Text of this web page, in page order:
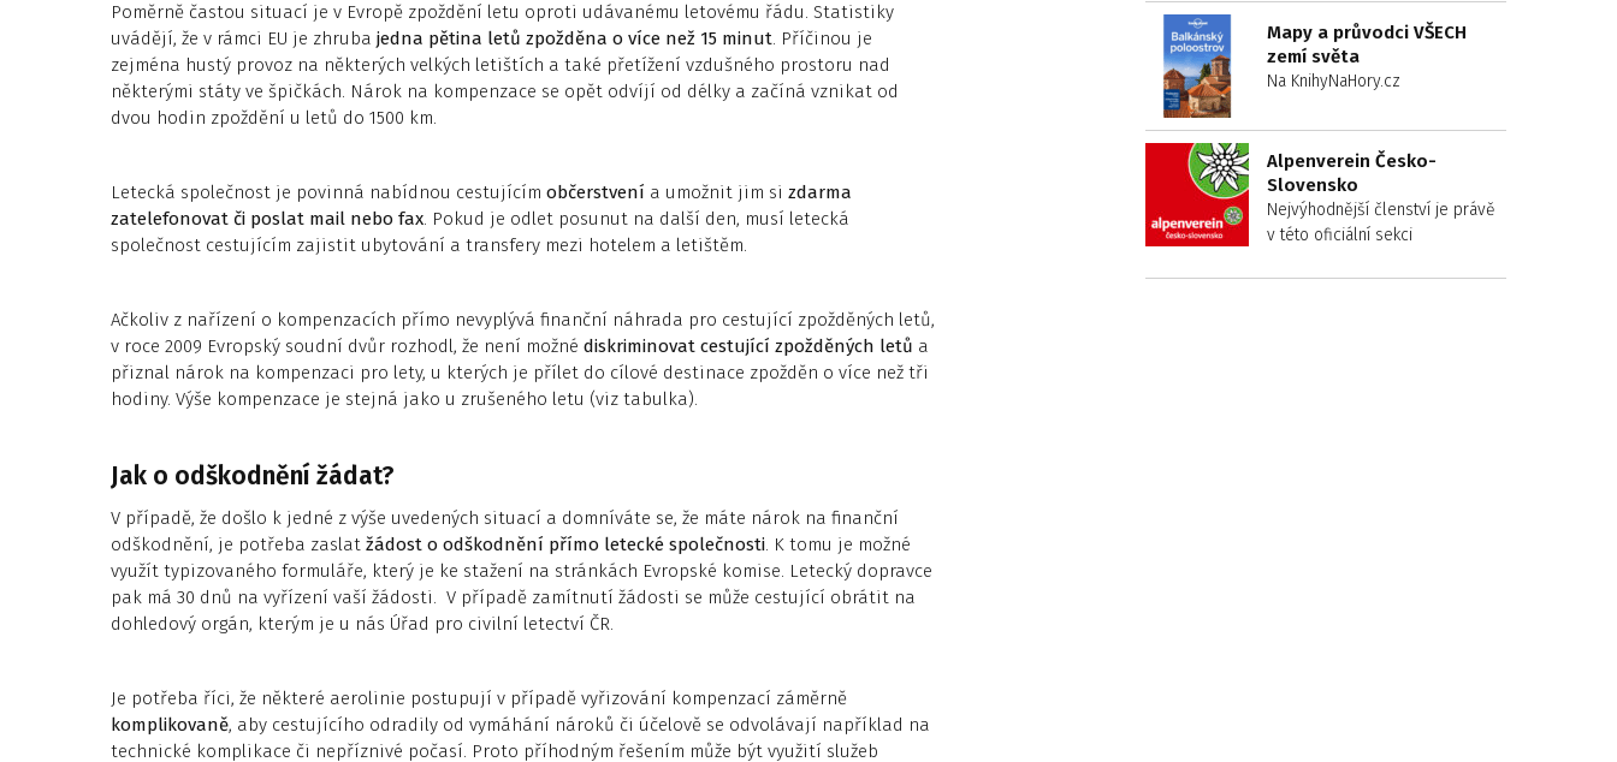
Poměrně častou situací je v Evropě zpoždění letu oproti udávanému letovému řádu. Statistiky
uvádějí, že v rámci EU je zhruba jedna pětina letů zpožděna o více než 15 minut. Příčinou je
zejména hustý provoz na některých velkých letištích a také přetížení vzdušného prostoru nad
některými státy ve špičkách. Nárok na kompenzace se opět odvíjí od délky a začíná vznikat od
dvou hodin zpoždění u letů do 1500 km.
Letecká společnost je povinná nabídnou cestujícím občerstvení a umožnit jim si zdarma
zatelefonovat či poslat mail nebo fax. Pokud je odlet posunut na další den, musí letecká
společnost cestujícím zajistit ubytování a transfery mezi hotelem a letištěm.
Ačkoliv z nařízení o kompenzacích přímo nevyplývá finanční náhrada pro cestující zpožděných letů,
v roce 2009 Evropský soudní dvůr rozhodl, že není možné diskriminovat cestující zpožděných letů a
přiznal nárok na kompenzaci pro lety, u kterých je přílet do cílové destinace zpožděn o více než tři
hodiny. Výše kompenzace je stejná jako u zrušeného letu (viz tabulka).
Jak o odškodnění žádat?
V případě, že došlo k jedné z výše uvedených situací a domníváte se, že máte nárok na finanční
odškodnění, je potřeba zaslat žádost o odškodnění přímo letecké společnosti. K tomu je možné
využít typizovaného formuláře, který je ke stažení na stránkách Evropské komise. Letecký dopravce
pak má 30 dnů na vyřízení vaší žádosti. V případě zamítnutí žádosti se může cestující obrátit na
dohledový orgán, kterým je u nás Úřad pro civilní letectví ČR.
Je potřeba říci, že některé aerolinie postupují v případě vyřizování kompenzací záměrně
komplikovaně, aby cestujícího odradily od vymáhání nároků či účelově se odvolávají například na
technické komplikace či nepříznivé počasí. Proto příhodným řešením může být využití služeb
Mapy a průvodci VŠECH
zemí světa
Na KnihyNaHory.cz
Alpenverein Česko-
Slovensko
Nejvýhodnější členství je právě
v této oficiální sekci